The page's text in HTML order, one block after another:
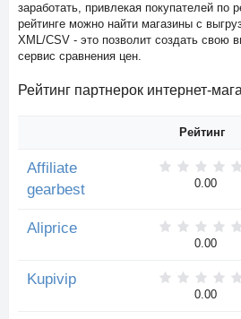
заработать, привлекая покупателей по
рейтинге можно найти магазины с
XML/CSV - это позволит создать свою
сервис сравнения цен.
Рейтинг партнерок интернет-
Рейтинг
Affiliate
gearbest
0.00
Aliprice
0.00
Kupivip
0.00